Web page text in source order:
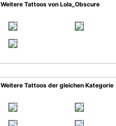
Weitere Tattoos von Lola_Obscure
Weitere Tattoos der gleichen Kategorie